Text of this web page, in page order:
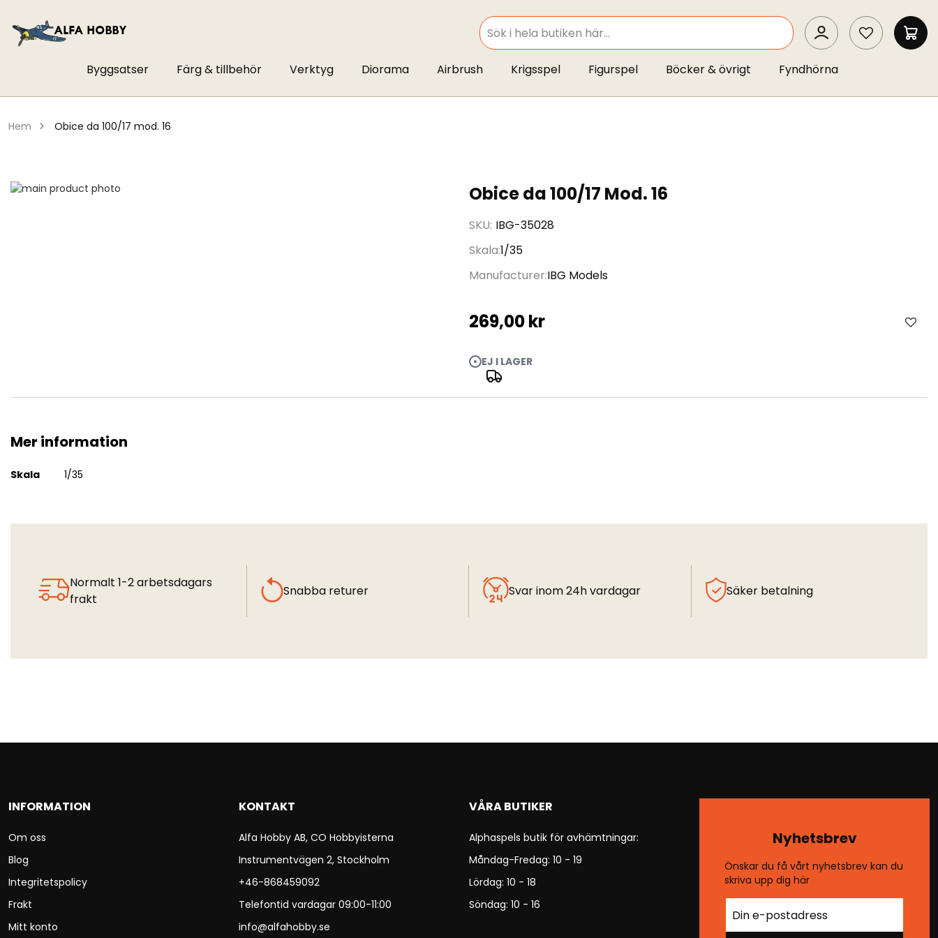
SEARCH
SEARCH
MIN
Byggsatser Färg & tillbehör Verktyg Diorama Airbrush Krigsspel Figurspel Böcker & övrigt Fyndhörna
hem obice da 100/17 mod. 16
Obice da 100/17 Mod. 16
SKU IBG-35028
Skala1/35
Manufacturer IBG Models
269,00 kr
EJ I LAGER
Hoppa
Mer information
Mer
Skala 1/35
Normalt 1-2 arbetsdagars
frakt
Snabba returer Svar inom 24h vardagar Säker betalning
INFORMATION
Om oss
Blog
Integritetspolicy
Frakt
Mitt konto
KONTAKT
Alfa Hobby AB, CO Hobbyisterna
Instrumentvägen 2, Stockholm
+46-868459092
Telefontid vardagar 09:00-11:00
info@alfahobby.se
VÅRA BUTIKER
Alphaspels butik för avhämtningar:
Måndag-Fredag: 10 - 19
Lördag: 10 - 18
Söndag: 10 - 16
Nyhetsbrev
Önskar du få vårt nyhetsbrev kan du
skriva upp dig här